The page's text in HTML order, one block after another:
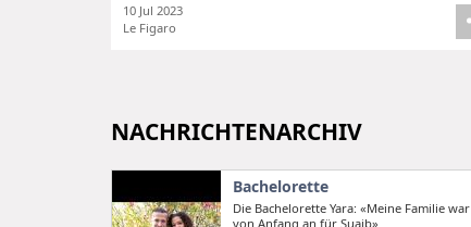
10 Jul 2023
Le Figaro
NACHRICHTENARCHIV
Bachelorette
Die Bachelorette Yara: «Meine Familie war
von Anfang an für Suajb»